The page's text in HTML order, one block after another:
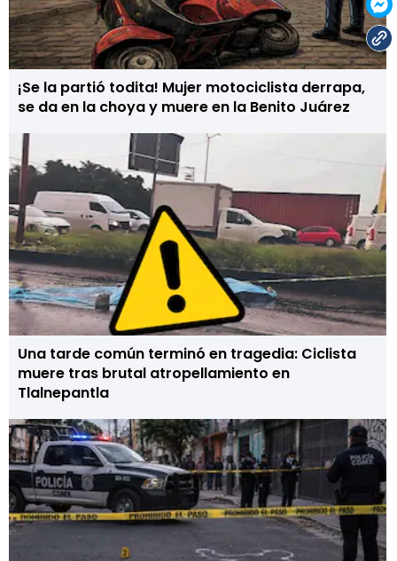
¡Se la partió todita! Mujer motociclista derrapa,
se da en la choya y muere en la Benito Juárez
Una tarde común terminó en tragedia: Ciclista
muere tras brutal atropellamiento en
Tlalnepantla